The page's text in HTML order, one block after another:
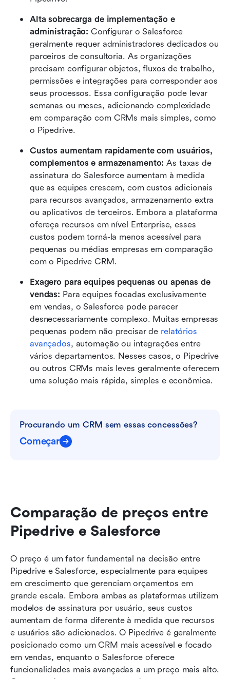
Alta sobrecarga de implementação e
administração: Configurar o Salesforce
geralmente requer administradores dedicados ou
parceiros de consultoria. As organizações
precisam configurar objetos, fluxos de trabalho,
permissões e integrações para corresponder aos
seus processos. Essa configuração pode levar
semanas ou meses, adicionando complexidade
em comparação com CRMs mais simples, como
o Pipedrive.
Custos aumentam rapidamente com usuários,
complementos e armazenamento: As taxas de
assinatura do Salesforce aumentam à medida
que as equipes crescem, com custos adicionais
para recursos avançados, armazenamento extra
ou aplicativos de terceiros. Embora a plataforma
ofereça recursos em nível Enterprise, esses
custos podem torná-la menos acessível para
pequenas ou médias empresas em comparação
com o Pipedrive CRM.
Exagero para equipes pequenas ou apenas de
vendas: Para equipes focadas exclusivamente
em vendas, o Salesforce pode parecer
desnecessariamente complexo. Muitas empresas
pequenas podem não precisar de relatórios
avançados, automação ou integrações entre
vários departamentos. Nesses casos, o Pipedrive
ou outros CRMs mais leves geralmente oferecem
uma solução mais rápida, simples e econômica.
Procurando um CRM sem essas concessões?
Começar
Comparação de preços entre
Pipedrive e Salesforce
O preço é um fator fundamental na decisão entre
Pipedrive e Salesforce, especialmente para equipes
em crescimento que gerenciam orçamentos em
grande escala. Embora ambas as plataformas utilizem
modelos de assinatura por usuário, seus custos
aumentam de forma diferente à medida que recursos
e usuários são adicionados. O Pipedrive é geralmente
posicionado como um CRM mais acessível e focado
em vendas, enquanto o Salesforce oferece
funcionalidades mais avançadas a um preço mais alto.